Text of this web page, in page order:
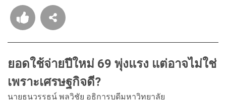
ยอดใช้จ่ายปีใหม่ 69 พุ่งแรง แต่อาจไม่ใช่
เพราะเศรษฐกิจดี?
นายธนวรรธน์ พลวิชัย อธิการบดีมหาวิทยาลัย